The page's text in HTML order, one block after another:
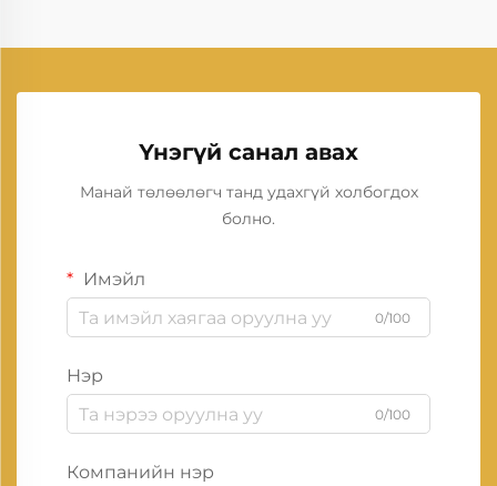
Үнэгүй санал авах
Манай төлөөлөгч танд удахгүй холбогдох
болно.
Имэйл
0/100
Нэр
0/100
Компанийн нэр